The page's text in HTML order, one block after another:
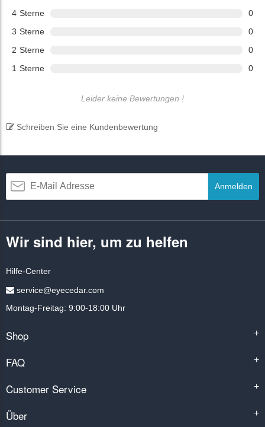
4 Sterne
0
3 Sterne
0
2 Sterne
0
1 Sterne 0
Leider keine Bewertungen !
Schreiben Sie eine Kundenbewertung
Anmelden
Wir sind hier, um zu helfen
Hilfe-Center
service@eyecedar.com
Montag-Freitag: 9:00-18:00 Uhr
Shop +
FAQ +
Customer Service +
Über +